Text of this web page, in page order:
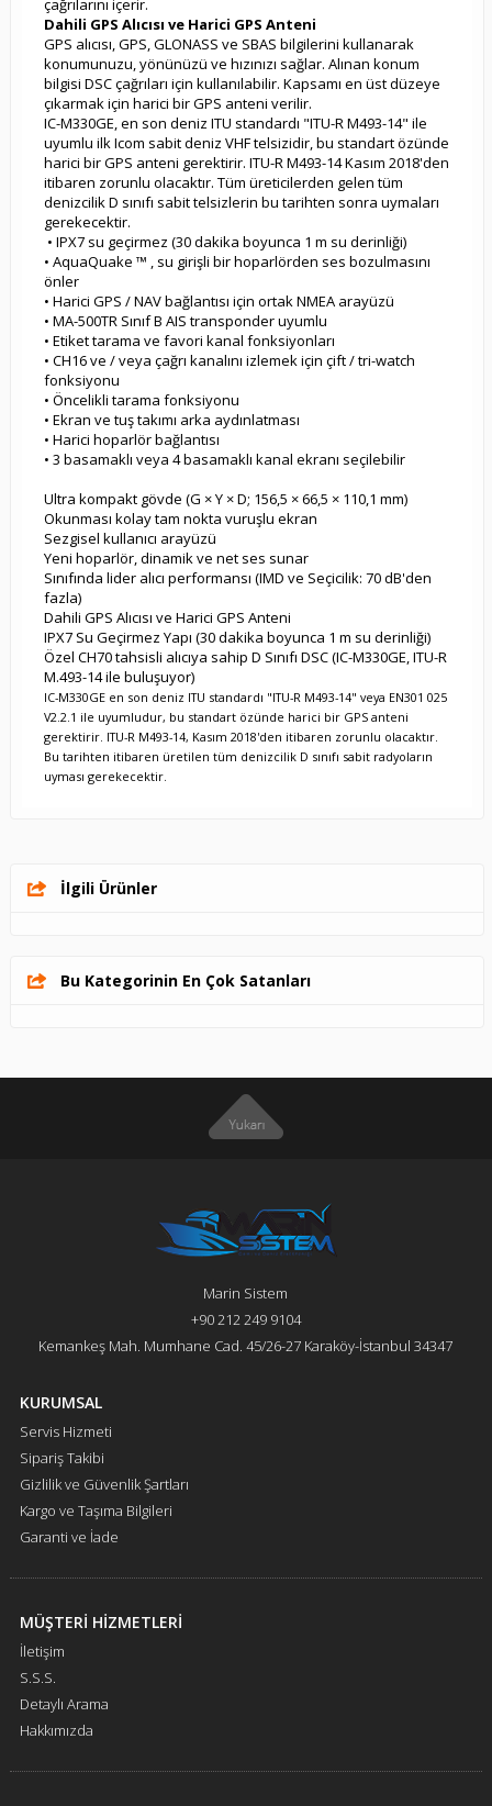
çağrılarını içerir.
Dahili GPS Alıcısı ve Harici GPS Anteni
GPS alıcısı, GPS, GLONASS ve SBAS bilgilerini kullanarak
konumunuzu, yönünüzü ve hızınızı sağlar. Alınan konum
bilgisi DSC çağrıları için kullanılabilir. Kapsamı en üst düzeye
çıkarmak için harici bir GPS anteni verilir.
IC-M330GE, en son deniz ITU standardı "ITU-R M493-14" ile
uyumlu ilk Icom sabit deniz VHF telsizidir, bu standart özünde
harici bir GPS anteni gerektirir. ITU-R M493-14 Kasım 2018'den
itibaren zorunlu olacaktır. Tüm üreticilerden gelen tüm
denizcilik D sınıfı sabit telsizlerin bu tarihten sonra uymaları
gerekecektir.
• IPX7 su geçirmez (30 dakika boyunca 1 m su derinliği)
• AquaQuake ™ , su girişli bir hoparlörden ses bozulmasını
önler
• Harici GPS / NAV bağlantısı için ortak NMEA arayüzü
• MA-500TR Sınıf B AIS transponder uyumlu
• Etiket tarama ve favori kanal fonksiyonları
• CH16 ve / veya çağrı kanalını izlemek için çift / tri-watch
fonksiyonu
• Öncelikli tarama fonksiyonu
• Ekran ve tuş takımı arka aydınlatması
• Harici hoparlör bağlantısı
• 3 basamaklı veya 4 basamaklı kanal ekranı seçilebilir
Ultra kompakt gövde (G × Y × D; 156,5 × 66,5 × 110,1 mm)
Okunması kolay tam nokta vuruşlu ekran
Sezgisel kullanıcı arayüzü
Yeni hoparlör, dinamik ve net ses sunar
Sınıfında lider alıcı performansı (IMD ve Seçicilik: 70 dB'den
fazla)
Dahili GPS Alıcısı ve Harici GPS Anteni
IPX7 Su Geçirmez Yapı (30 dakika boyunca 1 m su derinliği)
Özel CH70 tahsisli alıcıya sahip D Sınıfı DSC (IC-M330GE, ITU-R
M.493-14 ile buluşuyor)
IC-M330GE en son deniz ITU standardı "ITU-R M493-14" veya EN301 025
V2.2.1 ile uyumludur, bu standart özünde harici bir GPS anteni
gerektirir. ITU-R M493-14, Kasım 2018'den itibaren zorunlu olacaktır.
Bu tarihten itibaren üretilen tüm denizcilik D sınıfı sabit radyoların
uyması gerekecektir.
İlgili Ürünler
Bu Kategorinin En Çok Satanları
Marin Sistem
+90 212 249 9104
Kemankeş Mah. Mumhane Cad. 45/26-27 Karaköy-İstanbul 34347
KURUMSAL
Servis Hizmeti
Sipariş Takibi
Gizlilik ve Güvenlik Şartları
Kargo ve Taşıma Bilgileri
Garanti ve İade
MÜŞTERİ HİZMETLERİ
İletişim
S.S.S.
Detaylı Arama
Hakkımızda